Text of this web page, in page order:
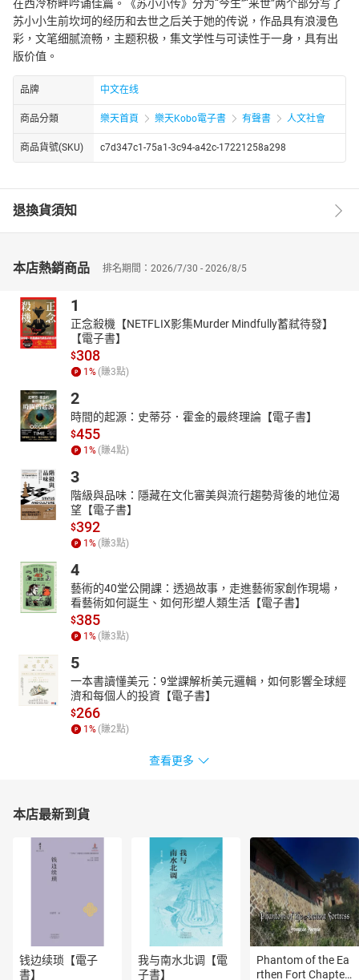
在西冷桥畔吟诵佳篇。《苏小小传》分为“今生”“来世”两个部分写了
苏小小生前坎坷的经历和去世之后关于她的传说，作品具有浪漫色
彩，文笔细腻流畅，主题积极，集文学性与可读性于一身，具有出
版价值。
品牌 中文在线
商品分類 樂天首頁 樂天Kobo電子書 有聲書 人文社會
商品貨號(SKU) c7d347c1-75a1-3c94-a42c-17221258a298
退換貨須知
本店熱銷商品 排名期間：2026/7/30 - 2026/8/5
1
正念殺機【NETFLIX影集Murder Mindfully蓄弒待發】
【電子書】
$308
1% (賺3點)
2
時間的起源：史蒂芬．霍金的最終理論【電子書】
$455
1% (賺4點)
3
階級與品味：隱藏在文化審美與流行趨勢背後的地位渴
望【電子書】
$392
1% (賺3點)
4
藝術的40堂公開課：透過故事，走進藝術家創作現場，
看藝術如何誕生、如何形塑人類生活【電子書】
$385
1% (賺3點)
5
一本書讀懂美元：9堂課解析美元邏輯，如何影響全球經
濟和每個人的投資【電子書】
$266
1% (賺2點)
查看更多
本店最新到貨
钱边续琐【電子
書】
我与南水北调【電
子書】
Phantom of the Ea
rthen Fort Chapter